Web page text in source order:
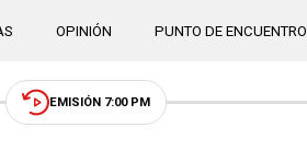
OPINIÓN PUNTO DE ENCUENTRO
EMISIÓN 7:00 PM